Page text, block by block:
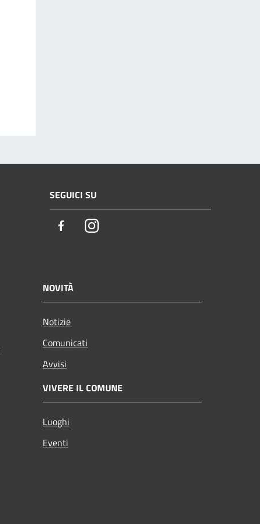
SEGUICI SU
FacebookInstagram
NOVITÀ
Notizie
Comunicati
Avvisi
VIVERE IL COMUNE
Luoghi
Eventi